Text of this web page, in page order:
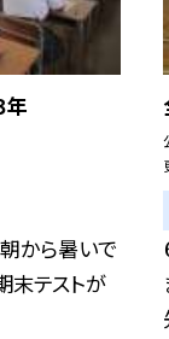
年
朝から暑いで
末テストが